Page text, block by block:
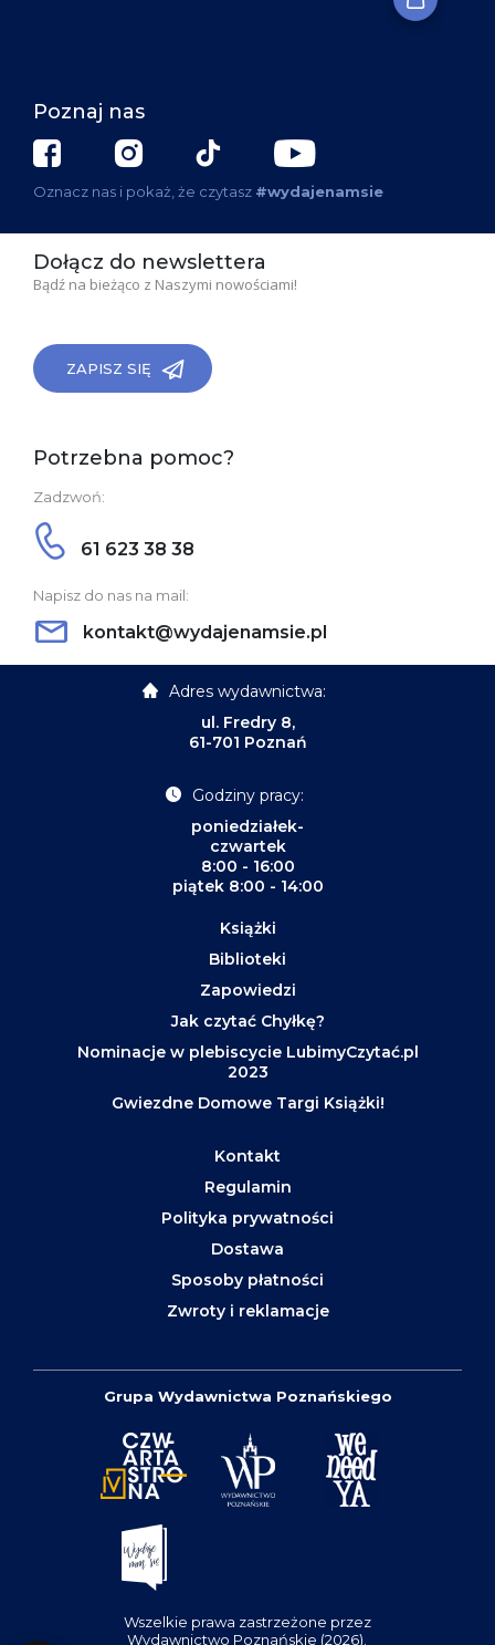
Poznaj nas
Oznacz nas i pokaż, że czytasz #wydajenamsie
Dołącz do newslettera
Bądź na bieżąco z Naszymi nowościami!
ZAPISZ SIĘ
Potrzebna pomoc?
Zadzwoń:
61 623 38 38
Napisz do nas na mail:
kontakt@wydajenamsie.pl
Adres wydawnictwa:
ul. Fredry 8,
61-701 Poznań
Godziny pracy:
poniedziałek-
czwartek
8:00 - 16:00
piątek 8:00 - 14:00
Książki
Biblioteki
Zapowiedzi
Jak czytać Chyłkę?
Nominacje w plebiscycie LubimyCzytać.pl
2023
Gwiezdne Domowe Targi Książki!
Kontakt
Regulamin
Polityka prywatności
Dostawa
Sposoby płatności
Zwroty i reklamacje
Grupa Wydawnictwa Poznańskiego
Wszelkie prawa zastrzeżone przez
Wydawnictwo Poznańskie (2026).